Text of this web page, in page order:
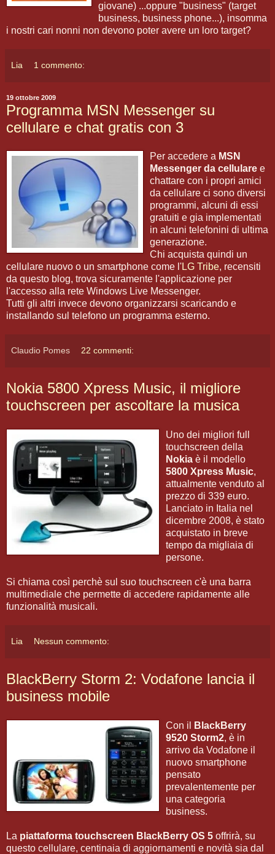
giovane) ...oppure "business" (target
business, business phone...), insomma
i nostri cari nonni non devono poter avere un loro target?
Lia 1 commento:
19 ottobre 2009
Programma MSN Messenger su
cellulare e chat gratis con 3
Per accedere a MSN
Messenger da cellulare e
chattare con i propri amici
da cellulare ci sono diversi
programmi, alcuni di essi
gratuiti e gia implementati
in alcuni telefonini di ultima
generazione.
Chi acquista quindi un
cellulare nuovo o un smartphone come l'LG Tribe, recensiti
da questo blog, trova sicuramente l'applicazione per
l'accesso alla rete Windows Live Messenger.
Tutti gli altri invece devono organizzarsi scaricando e
installando sul telefono un programma esterno.
Claudio Pomes 22 commenti:
Nokia 5800 Xpress Music, il migliore
touchscreen per ascoltare la musica
Uno dei migliori full
touchscreen della
Nokia è il modello
5800 Xpress Music,
attualmente venduto al
prezzo di 339 euro.
Lanciato in Italia nel
dicembre 2008, è stato
acquistato in breve
tempo da migliaia di
persone.
Si chiama così perchè sul suo touchscreen c'è una barra
multimediale che permette di accedere rapidamente alle
funzionalità musicali.
Lia Nessun commento:
BlackBerry Storm 2: Vodafone lancia il
business mobile
Con il
BlackBerry
9520 Storm2, è in
arrivo da Vodafone il
nuovo smartphone
pensato
prevalentemente per
una categoria
business.
La piattaforma touchscreen BlackBerry OS 5 offrirà, su
questo cellulare, centinaia di aggiornamenti e novità sia dal